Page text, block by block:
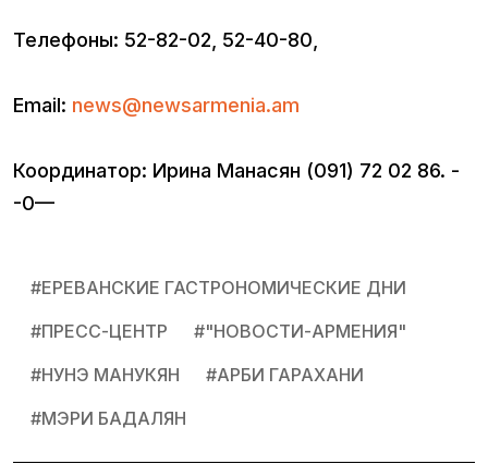
Телефоны: 52-82-02, 52-40-80,
Email: news@newsarmenia.am
Координатор: Ирина Манасян (091) 72 02 86. -
-0—
#ЕРЕВАНСКИЕ ГАСТРОНОМИЧЕСКИЕ ДНИ
#ПРЕСС-ЦЕНТР #"НОВОСТИ-АРМЕНИЯ"
#НУНЭ МАНУКЯН #АРБИ ГАРАХАНИ
#МЭРИ БАДАЛЯН